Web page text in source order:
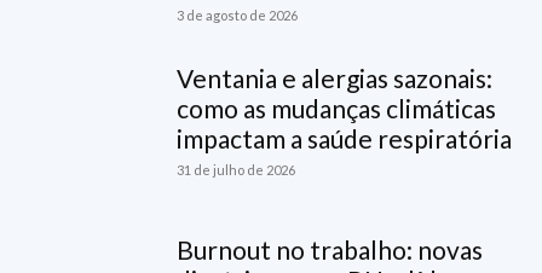
3 de agosto de 2026
Ventania e alergias sazonais:
como as mudanças climáticas
impactam a saúde respiratória
31 de julho de 2026
Burnout no trabalho: novas